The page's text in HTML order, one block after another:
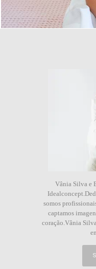
Vânia Silva e
somos
captamos
coração.Vânia